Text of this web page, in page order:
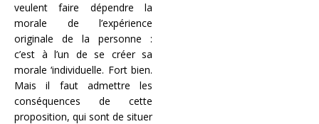
veulent faire dépendre la
morale de l’expérience
originale de la personne :
c’est à l’un de se créer sa
morale ‘individuelle. Fort bien.
Mais il faut admettre les
conséquences de cette
proposition, qui sont de situer